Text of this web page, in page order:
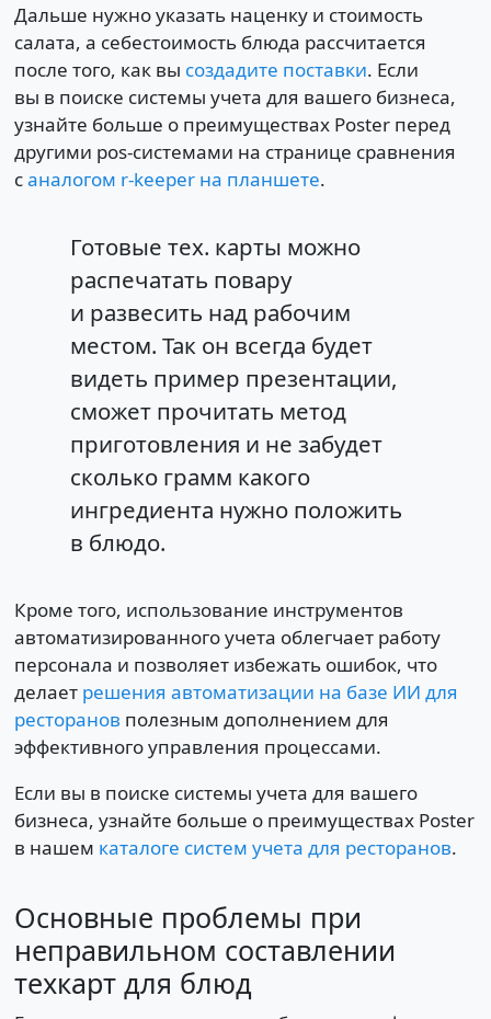
Дальше нужно указать наценку и стоимость
салата, а себестоимость блюда рассчитается
после того, как вы создадите поставки. Если
вы в поиске системы учета для вашего бизнеса,
узнайте больше о преимуществах Poster перед
другими pos-системами на странице сравнения
саналогом r-keeper на планшете.
Готовые тех. карты можно
распечатать повару
и развесить над рабочим
местом. Так он всегда будет
видеть пример презентации,
сможет прочитать метод
приготовления и не забудет
сколько грамм какого
ингредиента нужно положить
в блюдо.
Кроме того, использование инструментов
автоматизированного учета облегчает работу
персонала и позволяет избежать ошибок, что
делает решения автоматизации на базе ИИ для
ресторанов полезным дополнением для
эффективного управления процессами.
Если вы в поиске системы учета для вашего
бизнеса, узнайте больше о преимуществах Poster
в нашем каталоге систем учета для ресторанов.
Основные проблемы при
неправильном составлении
техкарт для блюд